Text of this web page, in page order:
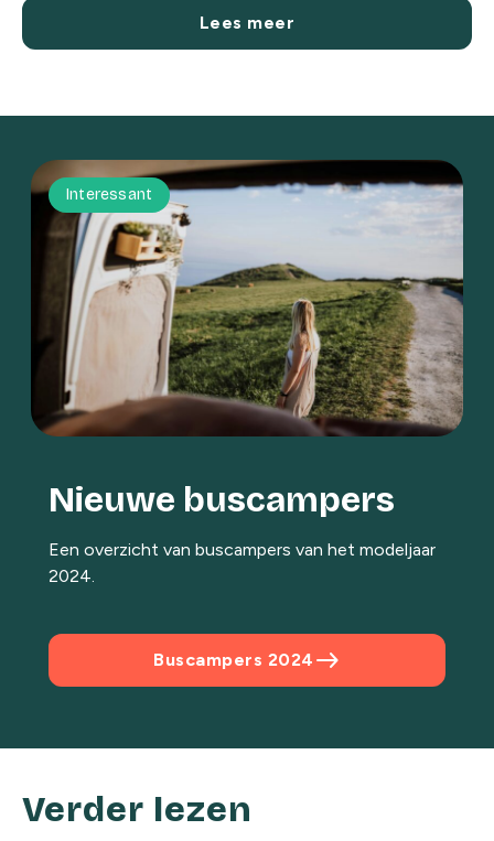
Lees meer
Interessant
Nieuwe buscampers
Een overzicht van buscampers van het modeljaar
2024.
east
Buscampers 2024
Verder lezen